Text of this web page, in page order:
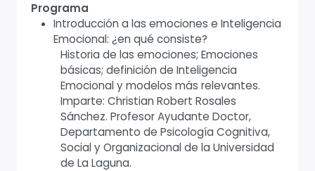
Programa
Introducción a las emociones e Inteligencia
Emocional: ¿en qué consiste?
Historia de las emociones; Emociones
básicas; definición de Inteligencia
Emocional y modelos más relevantes.
Imparte: Christian Robert Rosales
Sánchez. Profesor Ayudante Doctor,
Departamento de Psicología Cognitiva,
Social y Organizacional de la Universidad
de La Laguna.